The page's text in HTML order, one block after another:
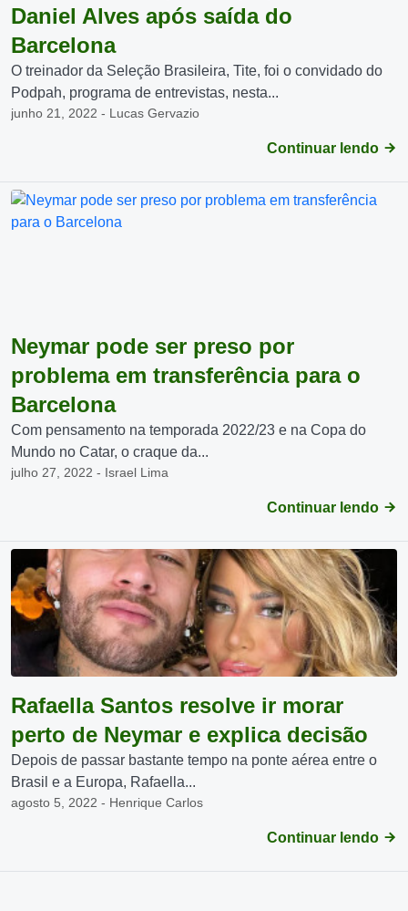
Daniel Alves após saída do
Barcelona
O treinador da Seleção Brasileira, Tite, foi o convidado do
Podpah, programa de entrevistas, nesta...
junho 21, 2022 - Lucas Gervazio
Continuar lendo
Neymar pode ser preso por
problema em transferência para o
Barcelona
Com pensamento na temporada 2022/23 e na Copa do
Mundo no Catar, o craque da...
julho 27, 2022 - Israel Lima
Continuar lendo
Rafaella Santos resolve ir morar
perto de Neymar e explica decisão
Depois de passar bastante tempo na ponte aérea entre o
Brasil e a Europa, Rafaella...
agosto 5, 2022 - Henrique Carlos
Continuar lendo